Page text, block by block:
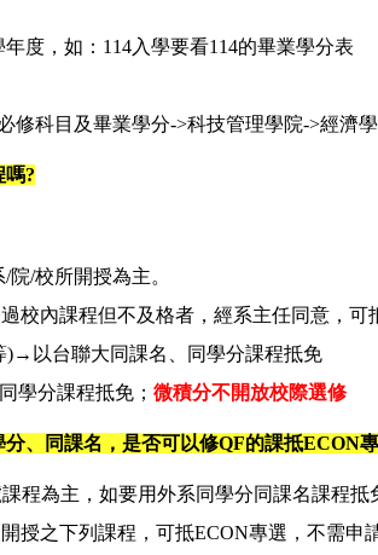
度，如：114入學要看114的畢業學分表
修科目及畢業學分->科技管理學院->經濟
嗎?
/校所開授為主。
校內課程但不及格者，經系主任同意，可
)→以台聯大同課名、同學分課程抵免
學分課程抵免； 微積分不開放校際選修
、同課名，是否可以修QF的課抵ECON
程為主，如要用外系同學分同課名課程抵
授之下列課程，可抵ECON專選，不需申